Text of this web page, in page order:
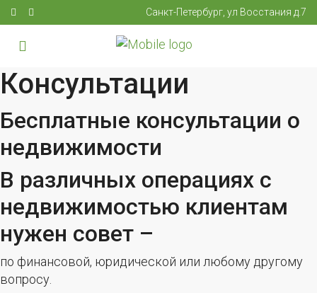
Санкт-Петербург, ул Восстания д.7
Консультации
Бесплатные консультации о
недвижимости
В различных операциях с
недвижимостью клиентам
нужен совет –
по финансовой, юридической или любому другому
вопросу.